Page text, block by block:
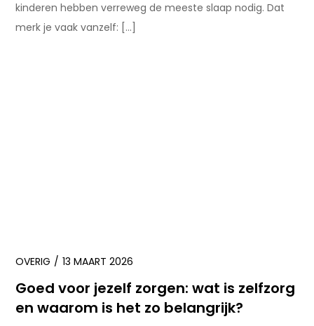
kinderen hebben verreweg de meeste slaap nodig. Dat
merk je vaak vanzelf: […]
OVERIG 13 MAART 2026
Goed voor jezelf zorgen: wat is zelfzorg
en waarom is het zo belangrijk?